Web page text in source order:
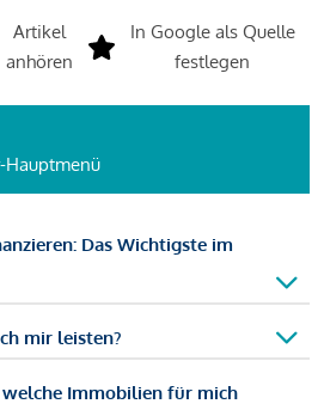
Artikel
anhören
In Google als Quelle
festlegen
Hauptmenü
Das Wichtigste im
mir leisten?
Immobilien für mich